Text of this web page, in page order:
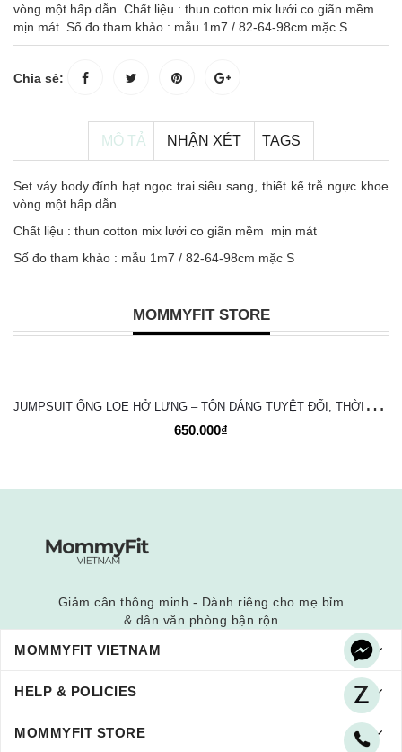
vòng một hấp dẫn. Chất liệu : thun cotton mix lưới co giãn mềm
mịn mát Số đo tham khảo : mẫu 1m7 / 82-64-98cm mặc S
Chia sẻ:
MÔ TẢ NHẬN XÉT TAGS
Set váy body đính hạt ngọc trai siêu sang, thiết kế trễ ngực khoe
vòng một hấp dẫn.
Chất liệu : thun cotton mix lưới co giãn mềm mịn mát
Số đo tham khảo : mẫu 1m7 / 82-64-98cm mặc S
MOMMYFIT STORE
J
UMPSUIT ỐNG LOE HỞ LƯNG – TÔN DÁNG TUYỆT ĐỐI, THỜI TRANG VÀ NĂNG ĐỘNG
650.000₫
Giảm cân thông minh - Dành riêng cho mẹ bỉm
& dân văn phòng bận rộn
MOMMYFIT VIETNAM
HELP & POLICIES
MOMMYFIT STORE